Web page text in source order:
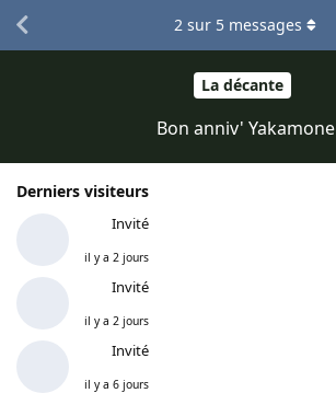
La décante
Bon anniv' Yakamone
Derniers visiteurs
Invité
il y a 2 jours
Invité
il y a 2 jours
Invité
il y a 6 jours
2 sur 5 messages